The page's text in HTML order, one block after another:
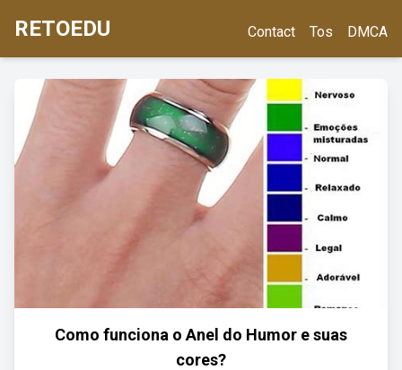
RETOEDU Contact Tos DMCA
Como funciona o Anel do Humor e suas
cores?